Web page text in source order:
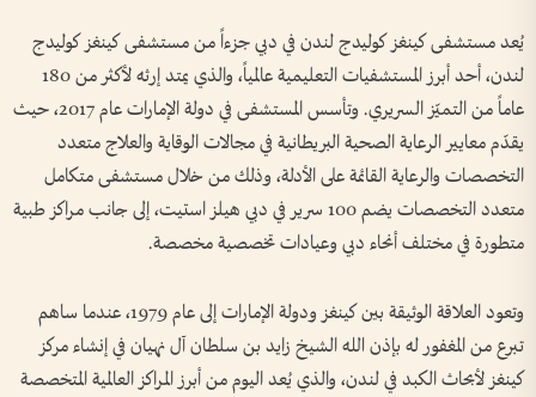
يُعد مستشفى كينغز كوليدج لندن في دبي جزءاً من مستشفى كينغز كوليدج
لندن، أحد أبرز المستشفيات التعليمية عالمياً، والذي يمتد إرثه لأكثر من 180
عاماً من التميّز السريري. وتأسس المستشفى في دولة الإمارات عام 2017، حيث
يقدّم معايير الرعاية الصحية البريطانية في مجالات الوقاية والعلاج متعدد
التخصصات والرعاية القائمة على الأدلة، وذلك من خلال مستشفى متكامل
متعدد التخصصات يضم 100 سرير في دبي هيلز استيت، إلى جانب مراكز طبية
متطورة في مختلف أنحاء دبي وعيادات تخصصية مخصصة.
وتعود العلاقة الوثيقة بين كينغز ودولة الإمارات إلى عام 1979، عندما ساهم
تبرع من المغفور له بإذن الله الشيخ زايد بن سلطان آل نهيان في إنشاء مركز
كينغز لأبحاث الكبد في لندن، والذي يُعد اليوم من أبرز المراكز العالمية المتخصصة